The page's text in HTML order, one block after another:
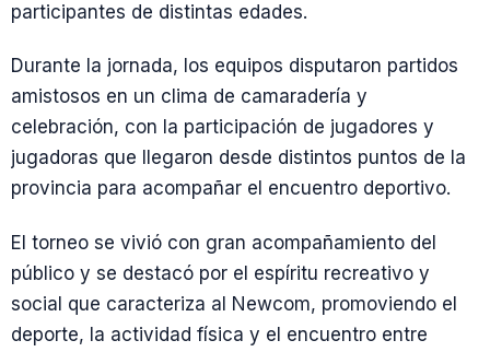
participantes de distintas edades.
Durante la jornada, los equipos disputaron partidos
amistosos en un clima de camaradería y
celebración, con la participación de jugadores y
jugadoras que llegaron desde distintos puntos de la
provincia para acompañar el encuentro deportivo.
El torneo se vivió con gran acompañamiento del
público y se destacó por el espíritu recreativo y
social que caracteriza al Newcom, promoviendo el
deporte, la actividad física y el encuentro entre